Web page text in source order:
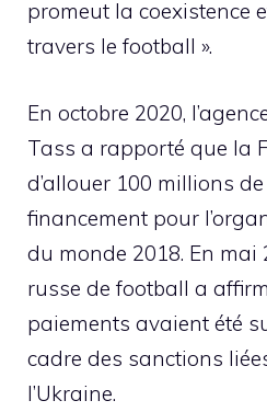
promeut la coexistence
travers le football ».
En octobre 2020,
Tass a rapporté que la
d’allouer 100 millions
financement pour
du monde 2018. En mai
russe de football a
paiements avaient été
cadre des sanctions
l’Ukraine.